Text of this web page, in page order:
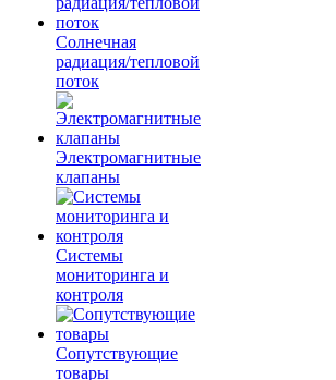
Солнечная
радиация/тепловой
поток
Электромагнитные
клапаны
Системы
мониторинга и
контроля
Сопутствующие
товары